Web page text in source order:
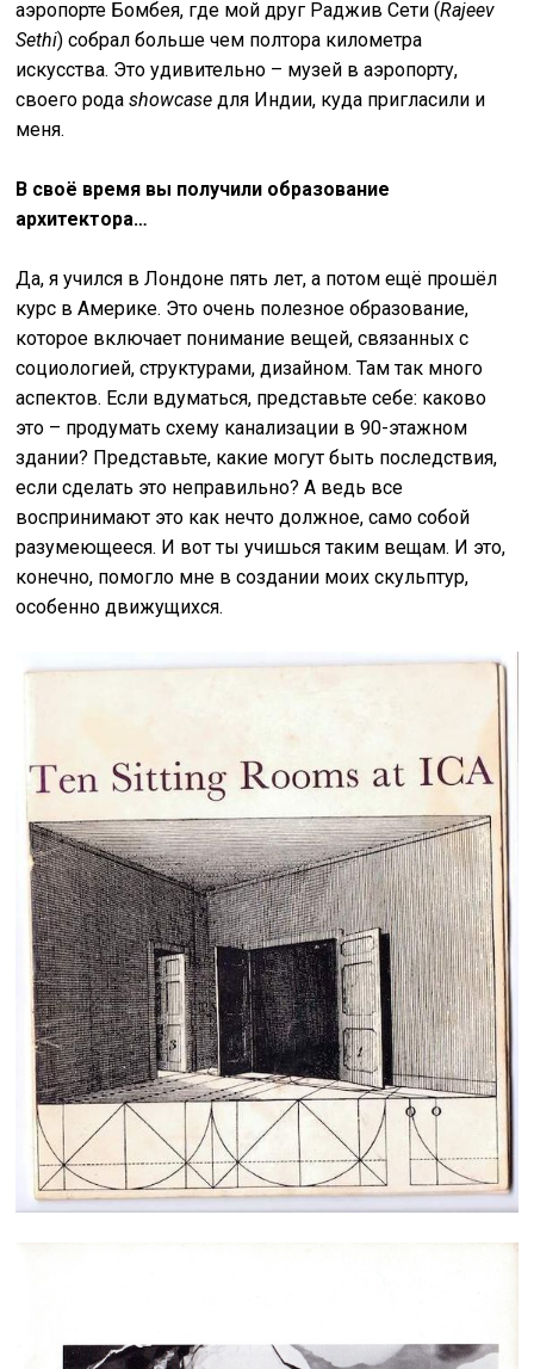
аэропорте Бомбея, где мой друг Раджив Сети (Rajeev
Sethi) собрал больше чем полтора километра
искусства. Это удивительно – музей в аэропорту,
своего родаshowcase для Индии, куда пригласили и
меня.
В своё время вы получили образование
архитектора…
Да, я учился в Лондоне пять лет, а потом ещё прошёл
курс в Америке. Это очень полезное образование,
которое включает понимание вещей, связанных с
социологией, структурами, дизайном. Там так много
аспектов. Если вдуматься, представьте себе: каково
это – продумать схему канализации в 90-этажном
здании? Представьте, какие могут быть последствия,
если сделать это неправильно? А ведь все
воспринимают это как нечто должное, само собой
разумеющееся. И вот ты учишься таким вещам. И это,
конечно, помогло мне в создании моих скульптур,
особенно движущихся.